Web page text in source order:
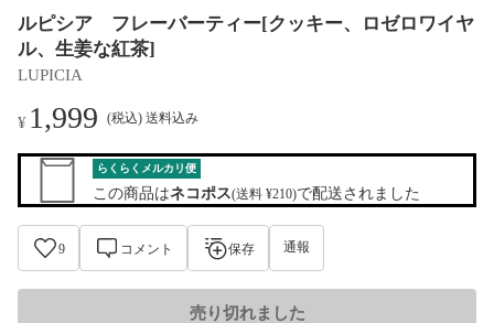
ルピシア フレーバーティー[クッキー、ロゼロワイヤ
ル、生姜な紅茶]
LUPICIA
¥ 1,999 (税込) 送料込み
らくらくメルカリ便
この商品はネコポス(送料 ¥210)で配送されました
9 コメント 保存 通報
売り切れました